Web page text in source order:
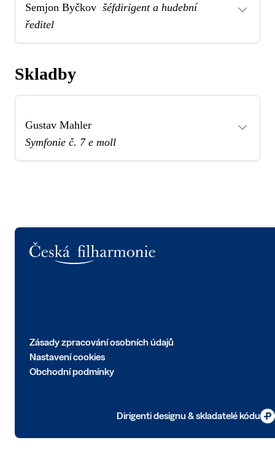
Semjon Byčkov šéfdirigent a hudební
ředitel
Skladby
Gustav Mahler
Symfonie č. 7 e moll
Zásady zpracování osobních údajů
Nastavení cookies
Obchodní podmínky
Dirigenti designu & skladatelé kódu